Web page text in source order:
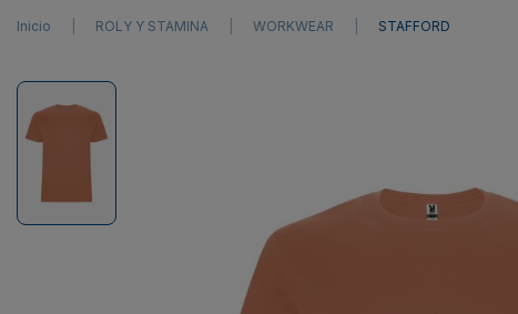
Inicio ROLY Y STAMINA WORKWEAR STAFFORD